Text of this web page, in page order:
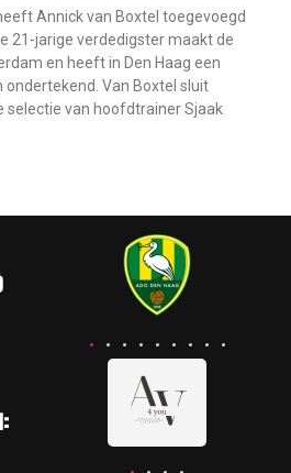
Annick van Boxtel toegevoegd
21-jarige verdedigster maakt de
en heeft in Den Haag een
Van Boxtel sluit
selectie van hoofdtrainer Sjaak